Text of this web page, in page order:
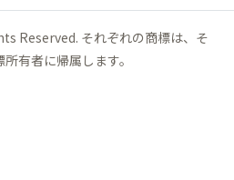
Reserved. それぞれの商標は、そ
有者に帰属します。